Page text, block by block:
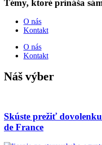
Témy, ktoré prináša
O nás
Kontakt
O nás
Kontakt
Náš výber
Skúste prežiť
de France